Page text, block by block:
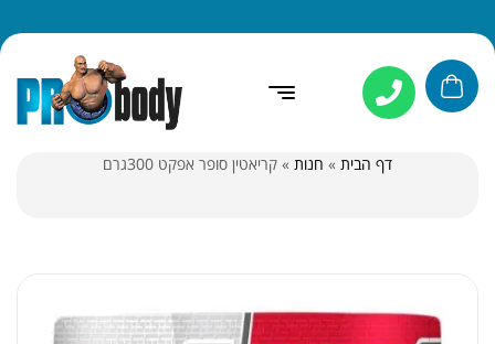
דף הבית » חנות » קריאטין סופר אפקט 300גרם